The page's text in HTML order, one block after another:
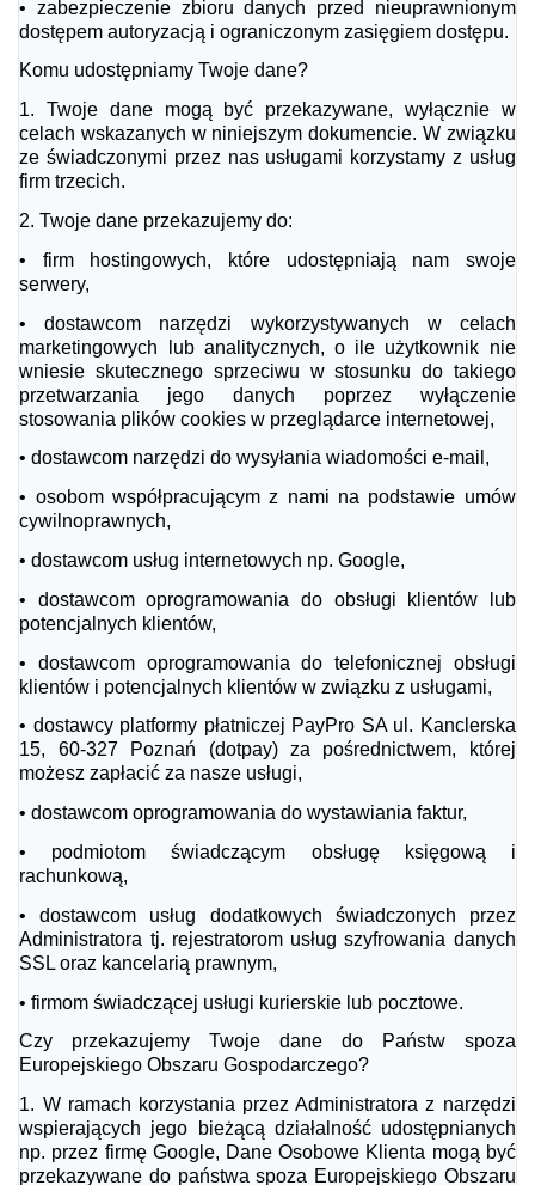
• zabezpieczenie zbioru danych przed nieuprawnionym
dostępem autoryzacją i ograniczonym zasięgiem dostępu.
Komu udostępniamy Twoje dane?
1.
Twoje dane mogą być przekazywane, wyłącznie w
celach wskazanych w niniejszym dokumencie. W związku
ze świadczonymi przez nas usługami korzystamy z usług
firm trzecich.
2. Twoje dane przekazujemy do:
•
firm hostingowych, które udostępniają nam swoje
serwery,
•
dostawcom narzędzi wykorzystywanych w celach
marketingowych lub analitycznych, o ile użytkownik nie
wniesie skutecznego sprzeciwu w stosunku do takiego
przetwarzania jego danych poprzez wyłączenie
stosowania plików cookies w przeglądarce internetowej,
• dostawcom narzędzi do wysyłania wiadomości e-mail,
• osobom współpracującym z nami na podstawie umów
cywilnoprawnych,
• dostawcom usług internetowych np. Google,
•
dostawcom oprogramowania do obsługi klientów lub
potencjalnych klientów,
•
dostawcom oprogramowania do telefonicznej obsługi
klientów i potencjalnych klientów w związku z usługami,
• dostawcy platformy płatniczej PayPro SA ul. Kanclerska
15, 60-327 Poznań (dotpay) za pośrednictwem, której
możesz zapłacić za nasze usługi,
• dostawcom oprogramowania do wystawiania faktur,
•
podmiotom świadczącym obsługę księgową i
rachunkową,
•
dostawcom usług dodatkowych świadczonych przez
Administratora tj. rejestratorom usług szyfrowania danych
SSL oraz kancelarią prawnym,
• firmom świadczącej usługi kurierskie lub pocztowe.
Czy przekazujemy Twoje dane do Państw spoza
Europejskiego Obszaru Gospodarczego?
1. W ramach korzystania przez Administratora z narzędzi
wspierających jego bieżącą działalność udostępnianych
np. przez firmę Google, Dane Osobowe Klienta mogą być
przekazywane do państwa spoza Europejskiego Obszaru